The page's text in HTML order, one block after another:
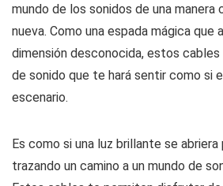
mundo de los sonidos de una
nueva. Como una espada mágica que
dimensión desconocida, estos
de sonido que te hará sentir como si
escenario.
Es como si una luz brillante se
trazando un camino a un mundo de